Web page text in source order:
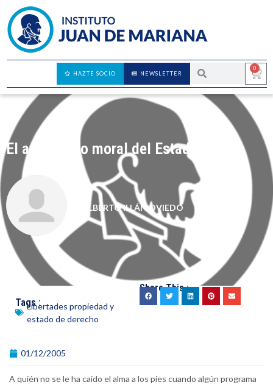
0
NEWSLETTER
HAZTE SOCIO
El argumento moral del Estado
ALBERTO ILLÁN OVIEDO
Tags :
Libertades propiedad y
estado de derecho
Share This :
01/12/2005
A quién no se le ha caído el alma a los pies cuando algún programa